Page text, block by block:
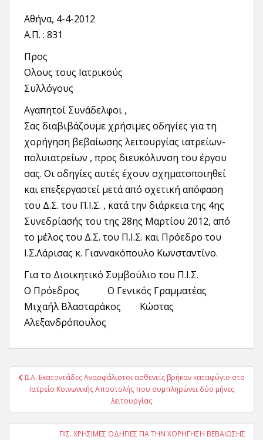
Αθήνα, 4-4-2012
Α.Π. : 831
Προς
Ολους τους Ιατρικούς
Συλλόγους
Αγαπητοί Συνάδελφοι ,
Σας διαβιβάζουμε χρήσιμες οδηγίες για τη
χορήγηση βεβαίωσης λειτουργίας ιατρείων-
πολυιατρείων , προς διευκόλυνση του έργου
σας. Οι οδηγίες αυτές έχουν σχηματοποιηθεί
και επεξεργαστεί μετά από σχετική απόφαση
του Δ.Σ. του Π.Ι.Σ. , κατά την διάρκεια της 4ης
Συνεδρίασής του της 28ης Μαρτίου 2012, από
το μέλος του Δ.Σ. του Π.Ι.Σ. και Πρόεδρο του
Ι.Σ.Λάρισας κ. Γιαννακόπουλο Κωνσταντίνο.
Για το Διοικητικό Συμβούλιο του Π.Ι.Σ.
Ο Πρόεδρος Ο Γενικός Γραμματέας
Μιχαήλ Βλασταράκος Κώστας
Αλεξανδρόπουλος
Πλοήγηση
άρθρων
ΙΣΑ. Εκατοντάδες Ανασφάλιστοι ασθενείς βρήκαν καταφύγιο στο
Ιατρείο Κοινωνικής Αποστολής που συμπληρώνει δύο μήνες
λειτουργίας
ΠΙΣ. ΧΡΗΣΙΜΕΣ ΟΔΗΓΙΕΣ ΓΙΑ ΤΗΝ ΧΟΡΗΓΗΣΗ ΒΕΒΑΙΩΣΗΣ